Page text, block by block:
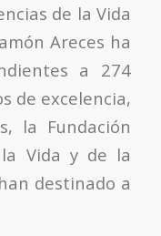
de la Vida
Areces ha
a 274
de excelencia,
la Fundación
Vida y de la
destinado a